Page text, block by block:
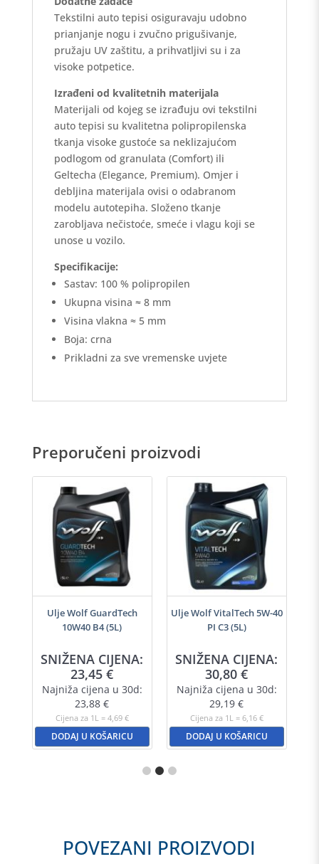
Tekstilni auto tepisi osiguravaju udobno
prianjanje nogu i zvučno prigušivanje,
pružaju UV zaštitu, a prihvatljivi su i za
visoke potpetice.
Izrađeni od kvalitetnih materijala
Materijali od kojeg se izrađuju ovi tekstilni
auto tepisi su kvalitetna polipropilenska
tkanja visoke gustoće sa neklizajućom
podlogom od granulata (Comfort) ili
Geltecha (Elegance, Premium). Omjer i
debljina materijala ovisi o odabranom
modelu autotepiha. Složeno tkanje
zarobljava nečistoće, smeće i vlagu koji se
unose u vozilo.
Specifikacije:
Sastav: 100 % polipropilen
Ukupna visina ≈ 8 mm
Visina vlakna ≈ 5 mm
Boja: crna
Prikladni za sve vremenske uvjete
Preporučeni proizvodi
Ulje Wolf GuardTech
10W40 B4 (5L)
SNIŽENA CIJENA:
23,45€
Najniža cijena u 30d:
23,88€
Cijena za 1L = 4,69 €
DODAJ U KOŠARICU
Ulje Wolf VitalTech 5W-40
PI C3 (5L)
SNIŽENA CIJENA:
30,80€
Najniža cijena u 30d:
29,19€
Cijena za 1L = 6,16 €
DODAJ U KOŠARICU
POVEZANI PROIZVODI